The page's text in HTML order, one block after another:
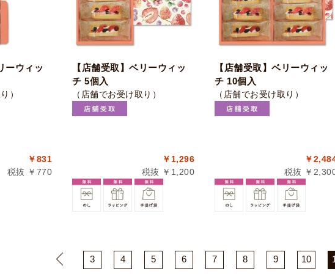
ーウィッ
）
￥831
税抜 ￥770
【店舗受取】ベリーウィッ
チ 5個入
（店舗でお受け取り）
￥1,296
税抜 ￥1,200
【店舗受取】ベリーウィッ
チ 10個入
（店舗でお受け取り）
￥
税抜 ￥
3 4 5 6 7 8 9 10